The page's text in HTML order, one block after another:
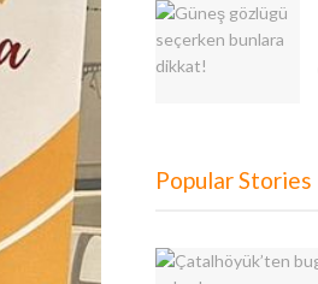
Popular Stories